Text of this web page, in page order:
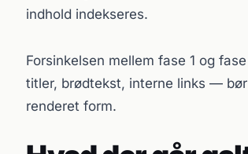
indhold indekseres.
Forsinkelsen mellem fase 1 og
titler, brødtekst, interne links —
renderet form.